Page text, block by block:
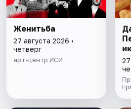
Женитьба
27 августа 2026 •
четверг
арт-центр ИСИ